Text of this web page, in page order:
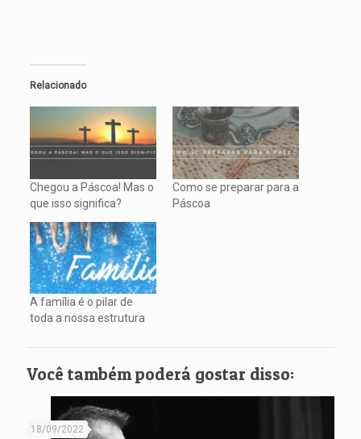
Relacionado
Chegou a Páscoa! Mas o
que isso significa?
Como se preparar para a
Páscoa
A família é o pilar de
toda a nossa estrutura
Você também poderá gostar disso:
18/09/2022